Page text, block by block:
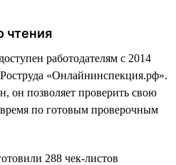
чтения
работодателям с 2014
«Онлайнинспекция.рф».
он позволяет проверить свою
по готовым проверочным
288 чек-листов